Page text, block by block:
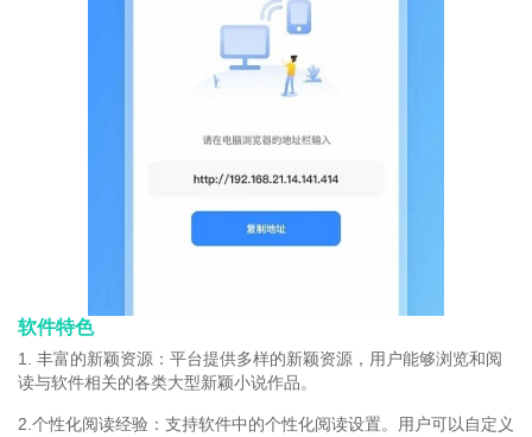
软件特色
1. 丰富的新颖资源：平台提供多样的新颖资源，用户能够浏览和阅
读与软件相关的各类大型新颖小说作品。
2.个性化阅读经验：支持软件中的个性化阅读设置。用户可以自定义